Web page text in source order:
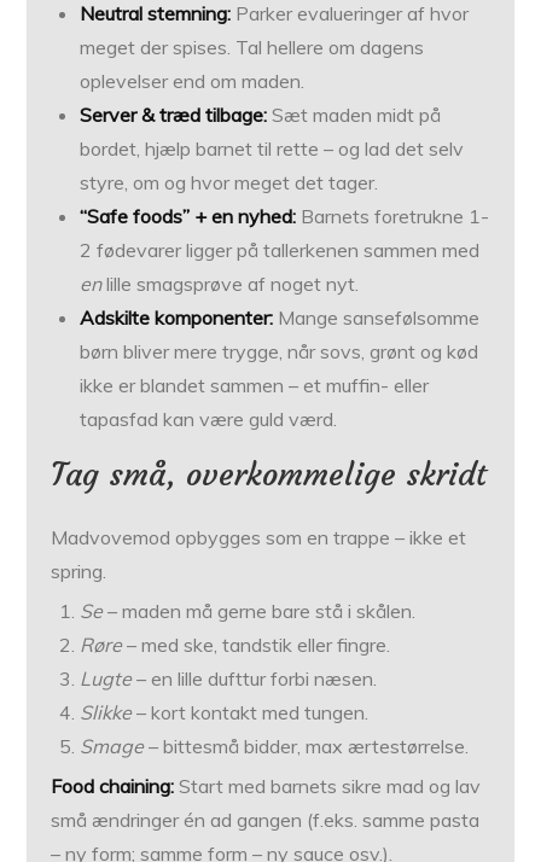
Neutral stemning: Parker evalueringer af hvor
meget der spises. Tal hellere om dagens
oplevelser end om maden.
Server & træd tilbage: Sæt maden midt på
bordet, hjælp barnet til rette – og lad det selv
styre, om og hvor meget det tager.
“Safe foods” + en nyhed: Barnets foretrukne 1-
2 fødevarer ligger på tallerkenen sammen med
enlille smagsprøve af noget nyt.
Adskilte komponenter: Mange sansefølsomme
børn bliver mere trygge, når sovs, grønt og kød
ikke er blandet sammen – et muffin- eller
tapasfad kan være guld værd.
Tag små, overkommelige skridt
Madvovemod opbygges som en trappe – ikke et
spring.
Se– maden må gerne bare stå i skålen.
Røre– med ske, tandstik eller fingre.
Lugte– en lille dufttur forbi næsen.
Slikke– kort kontakt med tungen.
Smage– bittesmå bidder, max ærtestørrelse.
Food chaining: Start med barnets sikre mad og lav
små ændringer én ad gangen (f.eks. samme pasta
– ny form; samme form – ny sauce osv.).